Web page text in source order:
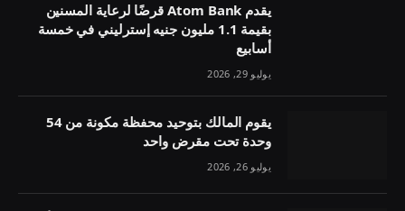
يقدم Atom Bank قرضًا لرعاية المسنين
بقيمة 1.1 مليون جنيه إسترليني في خمسة
أسابيع
يوليو 29, 2026
يقوم المالك بتوحيد محفظة مكونة من 54
وحدة تحت مقرض واحد
يوليو 26, 2026